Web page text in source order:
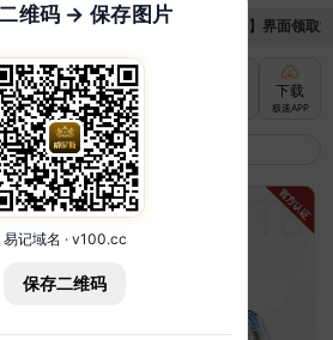
优惠系统，现在可以前往【福利中心】界面领取
充值
快速到账
下载
极速APP
维码 → 保存图片
易记域名 · v100.cc
保存二维码